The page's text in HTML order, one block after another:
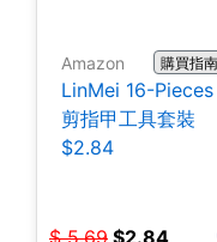
Amazon 購買指南
LinMei 16-Pieces
剪指甲工具套裝
$2.84
$ 5.69 $2.84